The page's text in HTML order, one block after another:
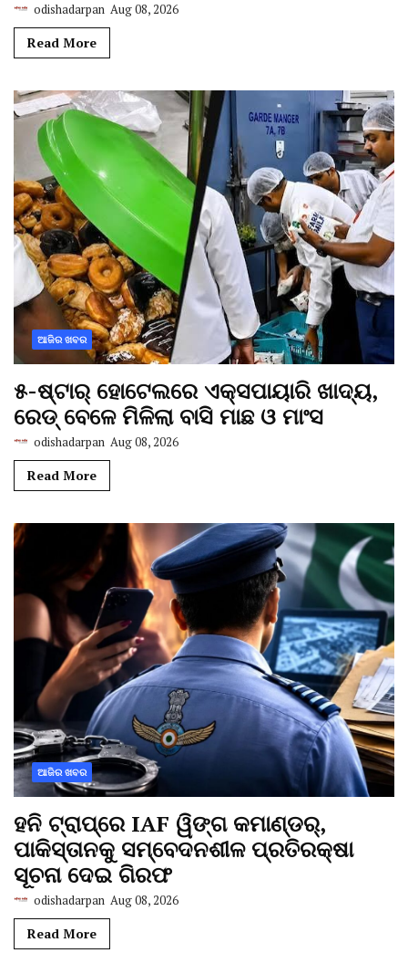
odishadarpan Aug 08, 2026
Read More
ଆଜିର ଖବର
୫-ଷ୍ଟାର୍ ହୋଟେଲରେ ଏକ୍ସପାୟାରି ଖାଦ୍ୟ,
ରେଡ୍ ବେଳେ ମିଳିଲା ବାସି ମାଛ ଓ ମାଂସ
odishadarpan Aug 08, 2026
Read More
ଆଜିର ଖବର
ହନି ଟ୍ରାପ୍‌ରେ IAF ୱିଙ୍ଗ କମାଣ୍ଡର୍,
ପାକିସ୍ତାନକୁ ସମ୍ବେଦନଶୀଳ ପ୍ରତିରକ୍ଷା
ସୂଚନା ଦେଇ ଗିରଫ
odishadarpan Aug 08, 2026
Read More